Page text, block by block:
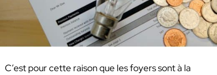
C’est pour cette raison que les foyers sont à la